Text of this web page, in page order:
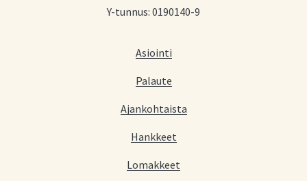
Y-tunnus: 0190140-9
Asiointi
Palaute
Ajankohtaista
Hankkeet
Lomakkeet